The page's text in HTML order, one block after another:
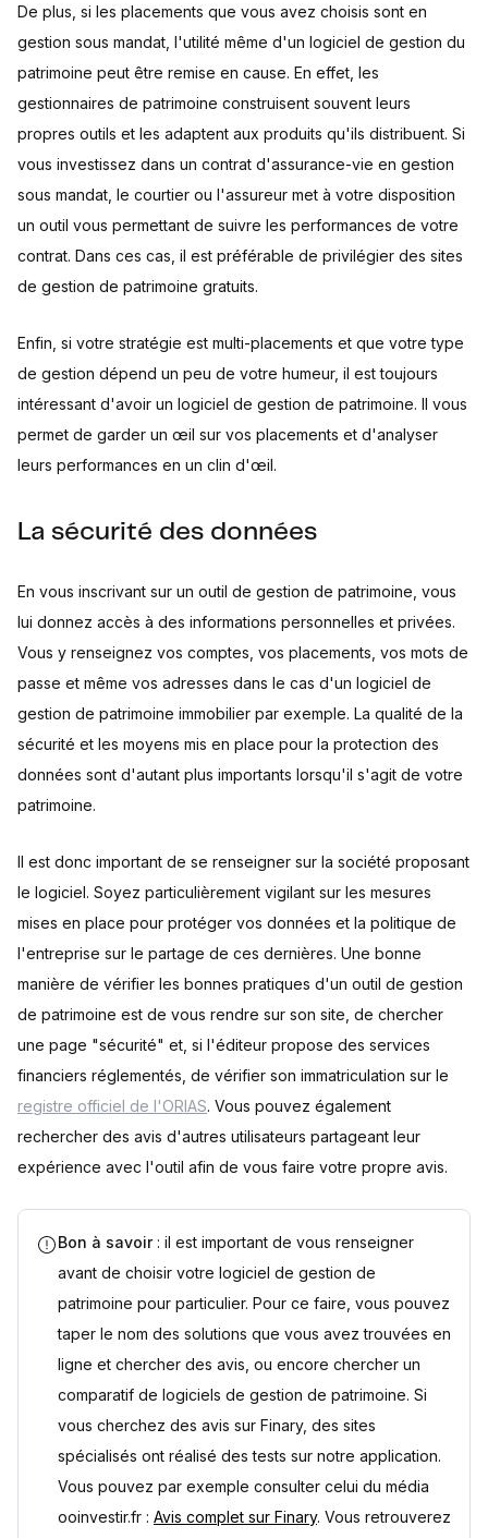
De plus, si les placements que vous avez choisis sont en
gestion sous mandat, l'utilité même d'un logiciel de gestion du
patrimoine peut être remise en cause. En effet, les
gestionnaires de patrimoine construisent souvent leurs
propres outils et les adaptent aux produits qu'ils distribuent. Si
vous investissez dans un contrat d'assurance-vie en gestion
sous mandat, le courtier ou l'assureur met à votre disposition
un outil vous permettant de suivre les performances de votre
contrat. Dans ces cas, il est préférable de privilégier des sites
de gestion de patrimoine gratuits.
Enfin, si votre stratégie est multi-placements et que votre type
de gestion dépend un peu de votre humeur, il est toujours
intéressant d'avoir un logiciel de gestion de patrimoine. Il vous
permet de garder un œil sur vos placements et d'analyser
leurs performances en un clin d'œil.
La sécurité des données
En vous inscrivant sur un outil de gestion de patrimoine, vous
lui donnez accès à des informations personnelles et privées.
Vous y renseignez vos comptes, vos placements, vos mots de
passe et même vos adresses dans le cas d'un logiciel de
gestion de patrimoine immobilier par exemple. La qualité de la
sécurité et les moyens mis en place pour la protection des
données sont d'autant plus importants lorsqu'il s'agit de votre
patrimoine.
Il est donc important de se renseigner sur la société proposant
le logiciel. Soyez particulièrement vigilant sur les mesures
mises en place pour protéger vos données et la politique de
l'entreprise sur le partage de ces dernières. Une bonne
manière de vérifier les bonnes pratiques d'un outil de gestion
de patrimoine est de vous rendre sur son site, de chercher
une page "sécurité" et, si l'éditeur propose des services
financiers réglementés, de vérifier son immatriculation sur le
registre officiel de l'ORIAS. Vous pouvez également
rechercher des avis d'autres utilisateurs partageant leur
expérience avec l'outil afin de vous faire votre propre avis.
Bon à savoir : il est important de vous renseigner
avant de choisir votre logiciel de gestion de
patrimoine pour particulier. Pour ce faire, vous pouvez
taper le nom des solutions que vous avez trouvées en
ligne et chercher des avis, ou encore chercher un
comparatif de logiciels de gestion de patrimoine. Si
vous cherchez des avis sur Finary, des sites
spécialisés ont réalisé des tests sur notre application.
Vous pouvez par exemple consulter celui du média
ooinvestir.fr : Avis complet sur Finary. Vous retrouverez